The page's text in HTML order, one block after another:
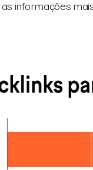
informações